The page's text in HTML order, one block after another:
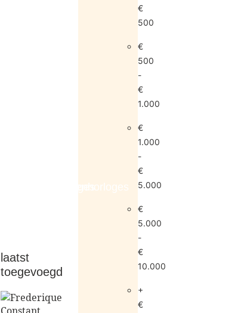
dameshorlogesherenhorloges
laatst
toegevoegd
€
500
€
500
-
€
1.000
€
1.000
-
€
5.000
€
5.000
-
€
10.000
+
€